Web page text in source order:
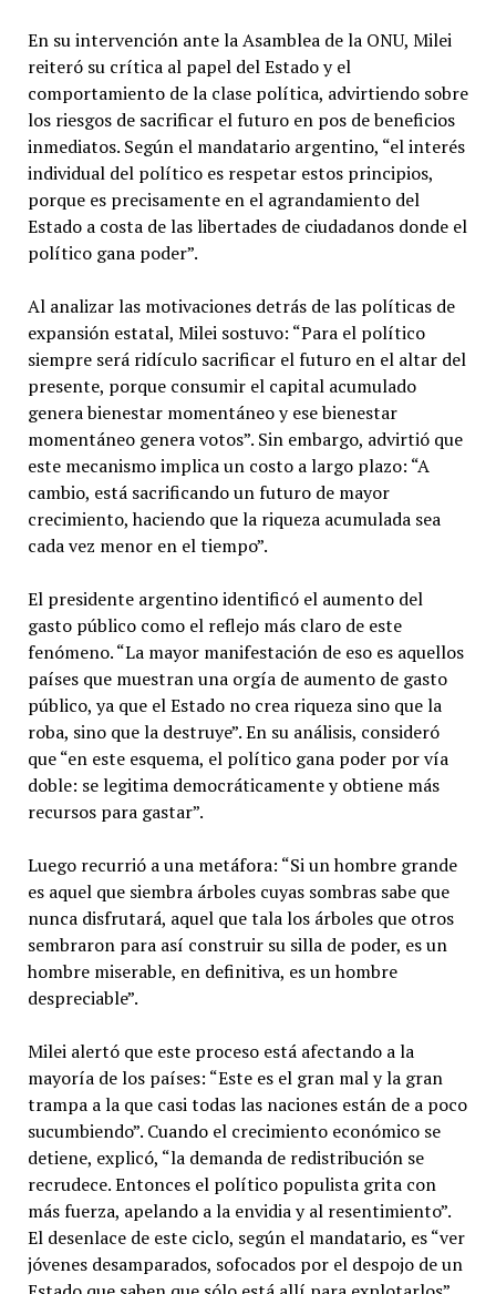
En su intervención ante la Asamblea de la ONU, Milei
reiteró su crítica al papel del Estado y el
comportamiento de la clase política, advirtiendo sobre
los riesgos de sacrificar el futuro en pos de beneficios
inmediatos. Según el mandatario argentino, “el interés
individual del político es respetar estos principios,
porque es precisamente en el agrandamiento del
Estado a costa de las libertades de ciudadanos donde el
político gana poder”.
Al analizar las motivaciones detrás de las políticas de
expansión estatal, Milei sostuvo: “Para el político
siempre será ridículo sacrificar el futuro en el altar del
presente, porque consumir el capital acumulado
genera bienestar momentáneo y ese bienestar
momentáneo genera votos”. Sin embargo, advirtió que
este mecanismo implica un costo a largo plazo: “A
cambio, está sacrificando un futuro de mayor
crecimiento, haciendo que la riqueza acumulada sea
cada vez menor en el tiempo”.
El presidente argentino identificó el aumento del
gasto público como el reflejo más claro de este
fenómeno. “La mayor manifestación de eso es aquellos
países que muestran una orgía de aumento de gasto
público, ya que el Estado no crea riqueza sino que la
roba, sino que la destruye”. En su análisis, consideró
que “en este esquema, el político gana poder por vía
doble: se legitima democráticamente y obtiene más
recursos para gastar”.
Luego recurrió a una metáfora: “Si un hombre grande
es aquel que siembra árboles cuyas sombras sabe que
nunca disfrutará, aquel que tala los árboles que otros
sembraron para así construir su silla de poder, es un
hombre miserable, en definitiva, es un hombre
despreciable”.
Milei alertó que este proceso está afectando a la
mayoría de los países: “Este es el gran mal y la gran
trampa a la que casi todas las naciones están de a poco
sucumbiendo”. Cuando el crecimiento económico se
detiene, explicó, “la demanda de redistribución se
recrudece. Entonces el político populista grita con
más fuerza, apelando a la envidia y al resentimiento”.
El desenlace de este ciclo, según el mandatario, es “ver
jóvenes desamparados, sofocados por el despojo de un